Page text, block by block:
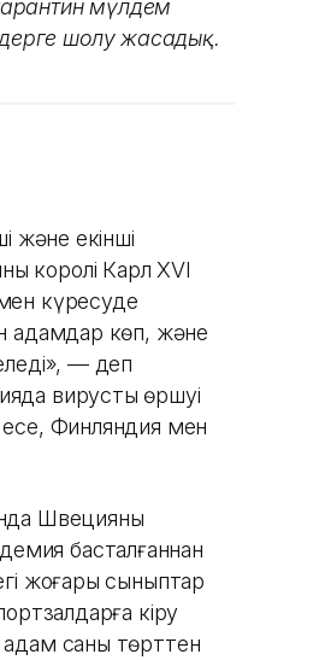
мүлдем
шолу жасадық.
және екінші
королі Карл XVI
күресуде
адамдар көп, және
— деп
вирустың өршуі
есе, Финляндия мен
Швецияның
басталғаннан
жоғары сыныптар
кіру
адам саны төрттен